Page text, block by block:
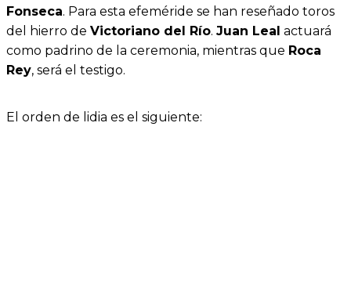
Fonseca. Para esta efeméride se han reseñado toros
del hierro de Victoriano del Río. Juan Leal actuará
como padrino de la ceremonia, mientras que Roca
Rey, será el testigo.
El orden de lidia es el siguiente: